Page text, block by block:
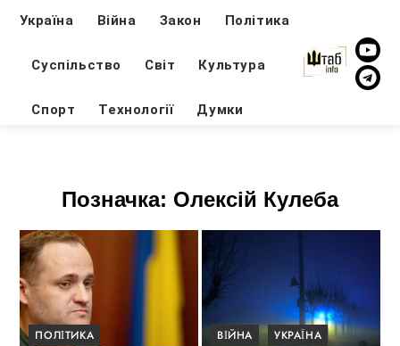
Україна Війна Закон Політика
Суспільство Світ Культура
Спорт Технології Думки
Позначка: Олексій Кулеба
ПОЛІТИКА ВІЙНА УКРАЇНА